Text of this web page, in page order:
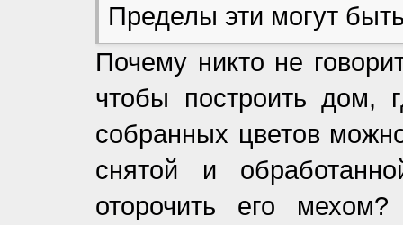
Пределы эти могут
Почему никто не
чтобы построить дом,
собранных цветов
снятой и
оторочить его